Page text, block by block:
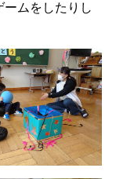
ムをしたりし